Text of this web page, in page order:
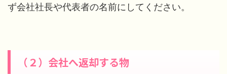
ず会社社長や代表者の名前にしてください。
（２）会社へ返却する物